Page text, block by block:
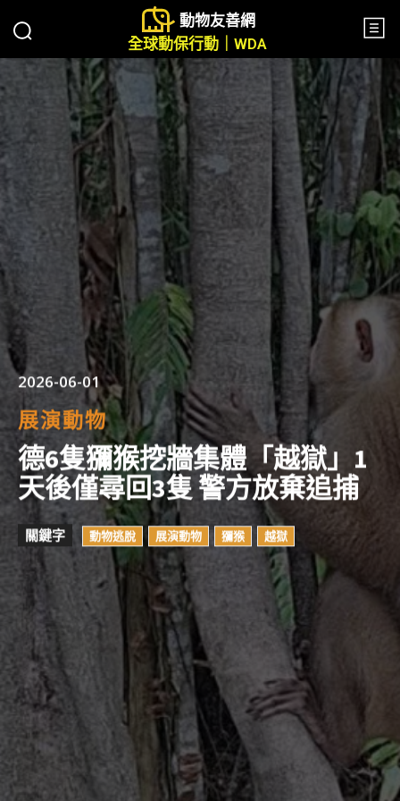
動物友善網
全球動保行動｜WDA
2026-06-01
展演動物
德6隻獼猴挖牆集體「越獄」1
天後僅尋回3隻 警方放棄追捕
關鍵字 動物逃脫 展演動物 獼猴 越獄